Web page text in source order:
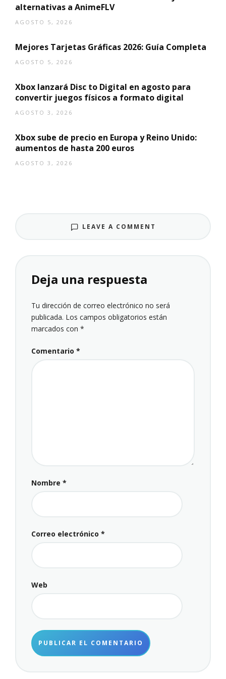
alternativas a AnimeFLV
AGOSTO 5, 2026
Mejores Tarjetas Gráficas 2026: Guía Completa
AGOSTO 5, 2026
Xbox lanzará Disc to Digital en agosto para
convertir juegos físicos a formato digital
AGOSTO 3, 2026
Xbox sube de precio en Europa y Reino Unido:
aumentos de hasta 200 euros
AGOSTO 3, 2026
LEAVE A COMMENT
Deja una respuesta
Tu dirección de correo electrónico no será
publicada. Los campos obligatorios están
marcados con *
Comentario *
Nombre *
Correo electrónico *
Web